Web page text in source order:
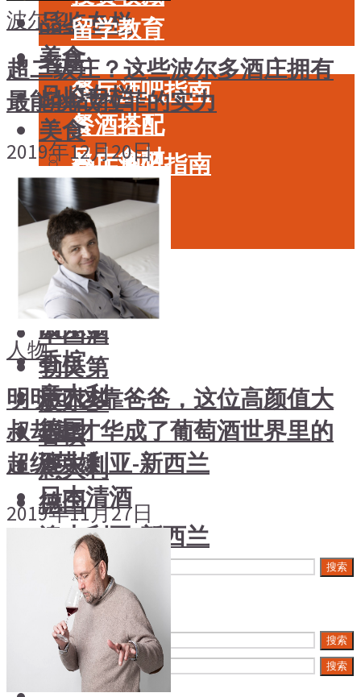
品鉴专栏
美食
餐厅酒吧指南
餐酒搭配
风土食材
风土大会
烈酒
中国酒
勃艮第
波尔多
香槟
意大利
德国
澳大利亚-新西兰
日本清酒
搜索文章 搜索
搜索文章 搜索
留学教育
名庄
品鉴专栏
美食
餐厅酒吧指南
餐酒搭配
风土食材
风土大会
烈酒
中国酒
勃艮第
波尔多
香槟
意大利
德国
澳大利亚-新西兰
日本清酒
搜索文章 搜索
波尔多
超二级庄？这些波尔多酒庄拥有
最能挑战拉菲的实力
2019年12月20日
人物
明明可以靠爸爸，这位高颜值大
叔却靠才华成了葡萄酒世界里的
超级英雄
2019年11月27日